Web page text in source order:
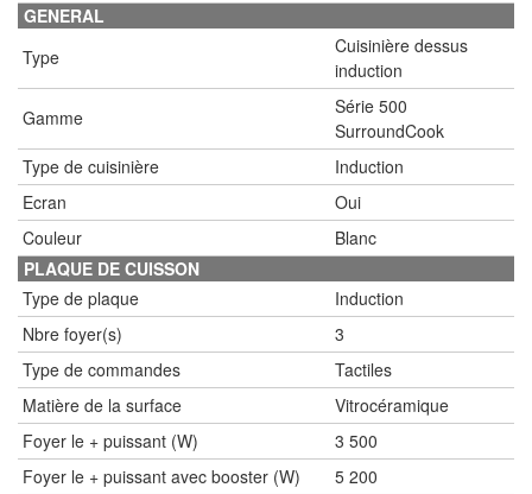
GENERAL
Type
Cuisinière dessus
induction
Gamme
Série 500
SurroundCook
Type de cuisinière
Induction
Ecran
Oui
Couleur
Blanc
PLAQUE DE CUISSON
Type de plaque
Induction
Nbre foyer(s)
3
Type de commandes
Tactiles
Matière de la surface
Vitrocéramique
Foyer le + puissant (W)
3 500
Foyer le + puissant avec booster (W)
5 200